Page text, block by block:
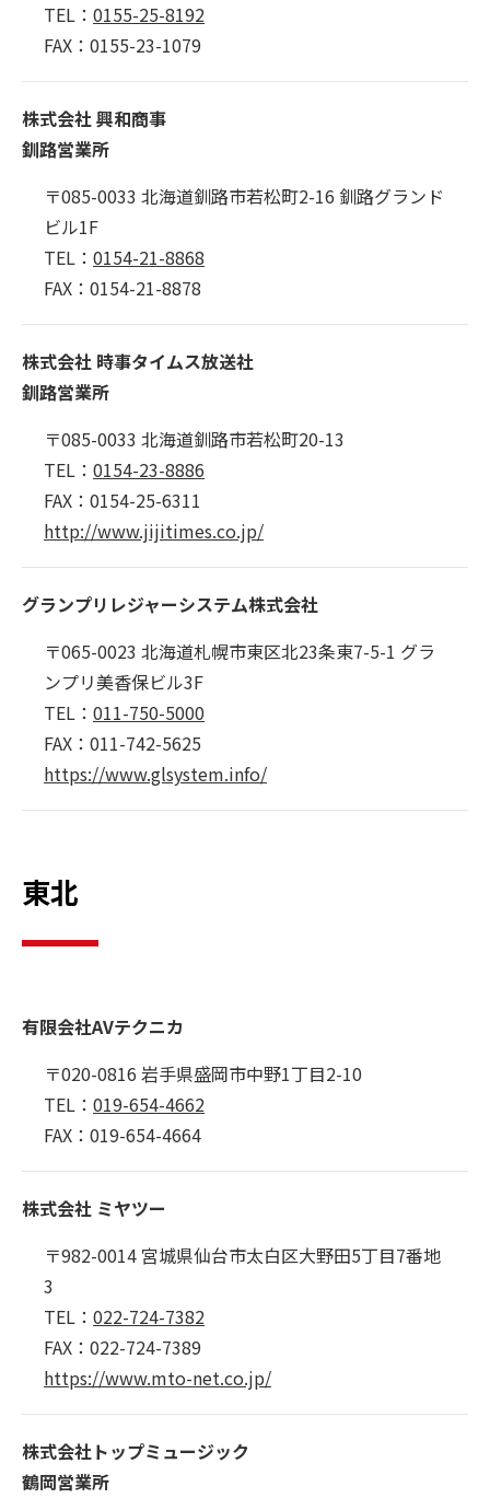
TEL： 0155-25-8192
FAX：0155-23-1079
株式会社 興和商事
釧路営業所
〒085-0033 北海道釧路市若松町2-16 釧路グランド
ビル1F
TEL： 0154-21-8868
FAX：0154-21-8878
株式会社 時事タイムス放送社
釧路営業所
〒085-0033 北海道釧路市若松町20-13
TEL： 0154-23-8886
FAX：0154-25-6311
http://www.jijitimes.co.jp/
グランプリレジャーシステム株式会社
〒065-0023 北海道札幌市東区北23条東7-5-1 グラ
ンプリ美香保ビル3F
TEL： 011-750-5000
FAX：011-742-5625
https://www.glsystem.info/
東北
有限会社AVテクニカ
〒020-0816 岩手県盛岡市中野1丁目2-10
TEL： 019-654-4662
FAX：019-654-4664
株式会社 ミヤツー
〒982-0014 宮城県仙台市太白区大野田5丁目7番地
3
TEL： 022-724-7382
FAX：022-724-7389
https://www.mto-net.co.jp/
株式会社トップミュージック
鶴岡営業所